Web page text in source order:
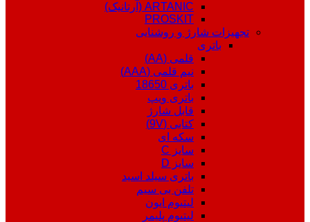
ARTANIC (آرتانیک)
PROSKIT
تجهیزات شارژ و روشنایی
باتری
قلمی (AA)
نیم قلمی (AAA)
باتری 18650
باتری ویپ
قابل شارژ
کتابی (9V)
سکه ای
سایز C
سایز D
باتری سیلد اسید
تلفن بی سیم
لیتیوم ایون
لیتیوم پلیمر